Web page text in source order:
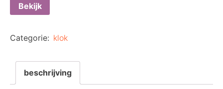
Bekijk
Categorie: klok
beschrijving